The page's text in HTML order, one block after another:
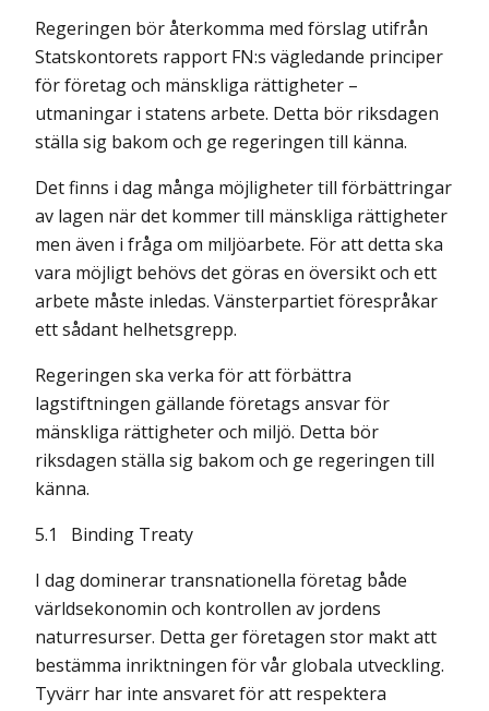
Regeringen bör återkomma med förslag utifrån
Statskontorets rapport FN:s väg­ledande principer
för företag och mänskliga rättigheter –
utmaningar i statens arbete. Detta bör riksdagen
ställa sig bakom och ge regeringen till känna.
Det finns i dag många möjligheter till förbättringar
av lagen när det kommer till mänskliga rättigheter
men även i fråga om miljöarbete. För att detta ska
vara möjligt behövs det göras en översikt och ett
arbete måste inledas. Vänsterpartiet förespråkar
ett sådant helhetsgrepp.
Regeringen ska verka för att förbättra
lagstiftningen gällande företags ansvar för
mänskliga rättigheter och miljö. Detta bör
riksdagen ställa sig bakom och ge regeringen till
känna.
5.1 Binding Treaty
I dag dominerar transnationella företag både
världsekonomin och kontrollen av jordens
naturresurser. Detta ger företagen stor makt att
bestämma inriktningen för vår globala utveckling.
Tyvärr har inte ansvaret för att respektera